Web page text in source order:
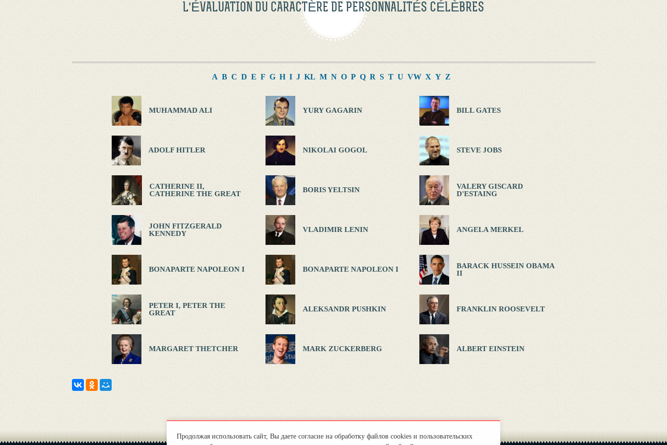
L'ÉVALUATION DU CARACTÈRE DE PERSONNALITÉS CÉLÈBRES
A B C D E F G H I J KL M N O P Q R S T U VW X Y Z
MUHAMMAD ALI YURY GAGARIN BILL GATES
ADOLF HITLER NIKOLAI GOGOL STEVE JOBS
CATHERINE II,
CATHERINE THE GREAT
BORIS YELTSIN
VALERY GISCARD
D'ESTAING
JOHN FITZGERALD
KENNEDY
VLADIMIR LENIN ANGELA MERKEL
BONAPARTE NAPOLEON I BONAPARTE NAPOLEON I
BARACK HUSSEIN OBAMA
II
PETER I, PETER THE
GREAT
ALEKSANDR PUSHKIN FRANKLIN ROOSEVELT
MARGARET THETCHER MARK ZUCKERBERG ALBERT EINSTEIN
Продолжая использовать сайт, Вы даете согласие на обработку файлов cookies и пользовательских